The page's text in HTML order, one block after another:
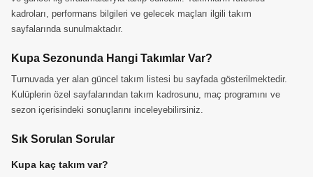
kadroları, performans bilgileri ve gelecek maçları ilgili takım
sayfalarında sunulmaktadır.
Kupa Sezonunda Hangi Takımlar Var?
Turnuvada yer alan güncel takım listesi bu sayfada gösterilmektedir.
Kulüplerin özel sayfalarından takım kadrosunu, maç programını ve
sezon içerisindeki sonuçlarını inceleyebilirsiniz.
Sık Sorulan Sorular
Kupa kaç takım var?